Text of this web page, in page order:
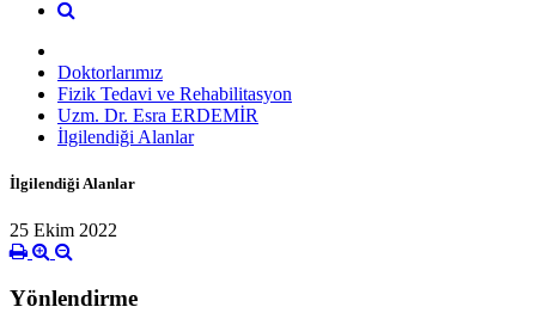
Doktorlarımız
Fizik Tedavi ve Rehabilitasyon
Uzm. Dr. Esra ERDEMİR
İlgilendiği Alanlar
İlgilendiği Alanlar
25 Ekim 2022
Yönlendirme